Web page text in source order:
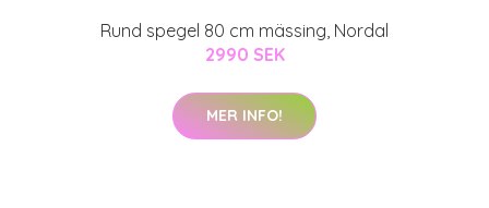
Rund spegel 80 cm mässing, Nordal
2990 SEK
MER INFO!